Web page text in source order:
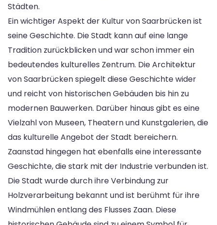
Städten.
Ein wichtiger Aspekt der Kultur von Saarbrücken ist
seine Geschichte. Die Stadt kann auf eine lange
Tradition zurückblicken und war schon immer ein
bedeutendes kulturelles Zentrum. Die Architektur
von Saarbrücken spiegelt diese Geschichte wider
und reicht von historischen Gebäuden bis hin zu
modernen Bauwerken. Darüber hinaus gibt es eine
Vielzahl von Museen, Theatern und Kunstgalerien, die
das kulturelle Angebot der Stadt bereichern.
Zaanstad hingegen hat ebenfalls eine interessante
Geschichte, die stark mit der Industrie verbunden ist.
Die Stadt wurde durch ihre Verbindung zur
Holzverarbeitung bekannt und ist berühmt für ihre
Windmühlen entlang des Flusses Zaan. Diese